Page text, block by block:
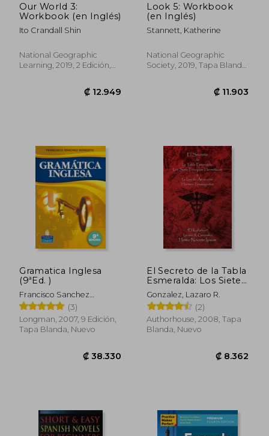
Our World 3:
Workbook (en Inglés)
Ito Crandall Shin
National Geographic
Learning, 2019, 2 Edición,
Look 5: Workbook
(en Inglés)
Stannett, Katherine
National Geographic
Society, 2019, Tapa Blanda,
Gramatica Inglesa
(9ªEd. )
Francisco Sanchez
Benedito
(3)
Longman, 2007, 9 Edición,
Tapa Blanda, Nuevo
El Secreto de la Tabla
Esmeralda: Los Siete
Principios
Hermeticos y la ley
de Atraccion (en
Inglés)
Gonzalez, Lazaro R.
(2)
Authorhouse, 2008, Tapa
Blanda, Nuevo